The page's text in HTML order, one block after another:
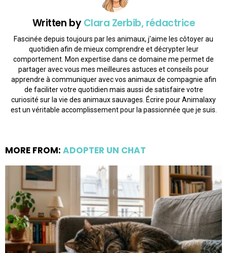
Written byClara Zerbib, rédactrice
Fascinée depuis toujours par les animaux, j'aime les côtoyer au
quotidien afin de mieux comprendre et décrypter leur
comportement. Mon expertise dans ce domaine me permet de
partager avec vous mes meilleures astuces et conseils pour
apprendre à communiquer avec vos animaux de compagnie afin
de faciliter votre quotidien mais aussi de satisfaire votre
curiosité sur la vie des animaux sauvages. Écrire pour Animalaxy
est un véritable accomplissement pour la passionnée que je suis.
MORE FROM: ADOPTER UN CHAT